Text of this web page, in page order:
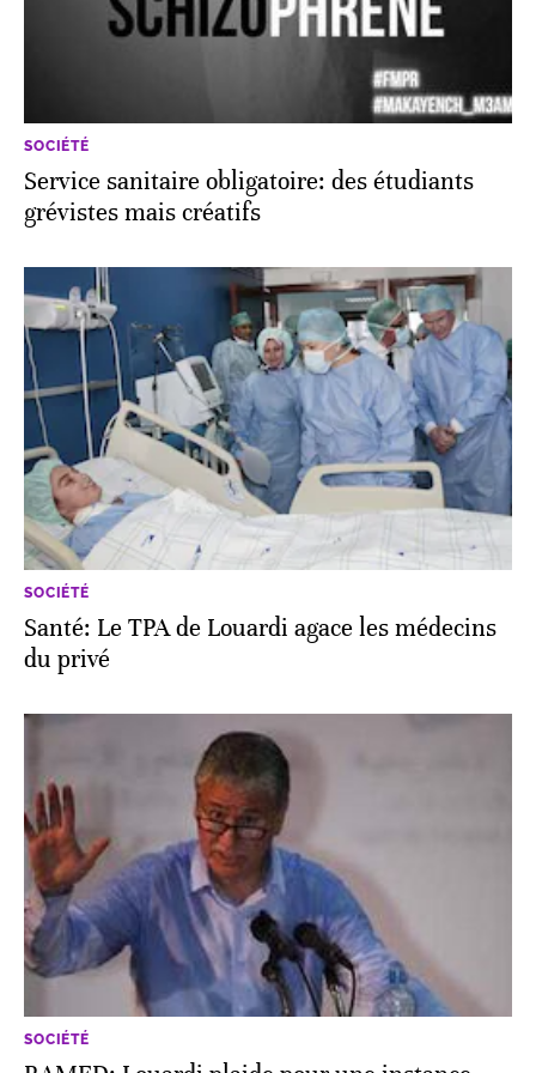
SOCIÉTÉ
Service sanitaire obligatoire: des étudiants
grévistes mais créatifs
SOCIÉTÉ
Santé: Le TPA de Louardi agace les médecins
du privé
SOCIÉTÉ